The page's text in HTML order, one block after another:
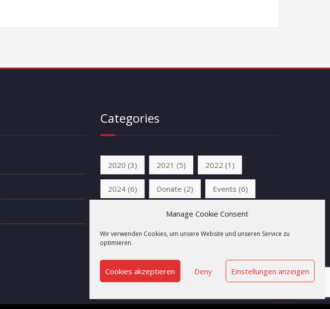
Manage Cookie Consent
Wir verwenden Cookies, um unsere Website und unseren Service zu
optimieren.
Cookies akzeptieren Deny Einstellungen anzeigen
Categories
2020 (3) 2021 (5) 2022 (1)
2024 (6) Donate (2) Events (6)
Unkategorisiert(2)